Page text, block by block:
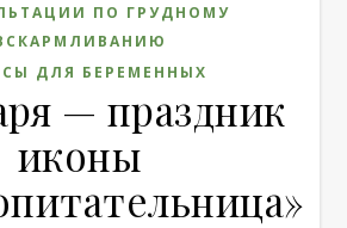
ПО ГРУДНОМУ
ДЛЯ БЕРЕМЕННЫХ
— праздник
иконы